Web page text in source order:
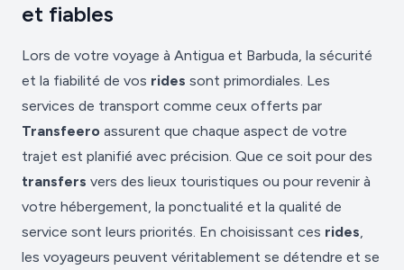
et fiables
Lors de votre voyage à Antigua et Barbuda, la sécurité
et la fiabilité de vos rides sont primordiales. Les
services de transport comme ceux offerts par
Transfeero assurent que chaque aspect de votre
trajet est planifié avec précision. Que ce soit pour des
transfers vers des lieux touristiques ou pour revenir à
votre hébergement, la ponctualité et la qualité de
service sont leurs priorités. En choisissant ces rides,
les voyageurs peuvent véritablement se détendre et se